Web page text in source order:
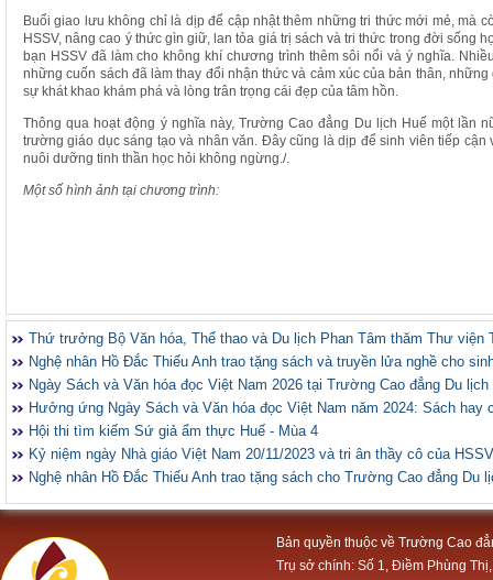
Buổi giao lưu không chỉ là dịp để cập nhật thêm những tri thức mới mẻ, mà
HSSV, nâng cao ý thức gìn giữ, lan tỏa giá trị sách và tri thức trong đời sống
bạn HSSV đã làm cho không khí chương trình thêm sôi nổi và ý nghĩa.
những cuốn sách đã làm thay đổi nhận thức và cảm xúc của bản thân,
sự khát khao khám phá và lòng trân trọng cái đẹp của tâm hồn.
Thông qua hoạt động ý nghĩa này, Trường Cao đẳng Du lịch Huế một lần
trường giáo dục sáng tạo và nhân văn. Đây cũng là dịp để sinh viên tiếp
nuôi dưỡng tinh thần học hỏi không ngừng./.
Một số hình ảnh tại chương trình:
Thứ trưởng Bộ Văn hóa, Thể thao và Du lịch Phan Tâm thăm Thư viện
Nghệ nhân Hồ Đắc Thiếu Anh trao tặng sách và truyền lửa nghề cho
Ngày Sách và Văn hóa đọc Việt Nam 2026 tại Trường Cao đẳng Du lịch
Hưởng ứng Ngày Sách và Văn hóa đọc Việt Nam năm 2024: Sách hay
Hội thi tìm kiếm Sứ giả ẩm thực Huế - Mùa 4
Kỷ niệm ngày Nhà giáo Việt Nam 20/11/2023 và tri ân thầy cô của
Nghệ nhân Hồ Đắc Thiếu Anh trao tặng sách cho Trường Cao đẳng Du
Bản quyền thuộc về Trường Cao
Trụ sở chính: Số 1, Điềm Phùng